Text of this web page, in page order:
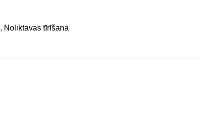
, Noliktavas tīrīšana